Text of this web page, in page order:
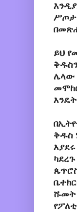
ሥጦታ
ይህ
ሌላው
ቅዱስ
ሹመት